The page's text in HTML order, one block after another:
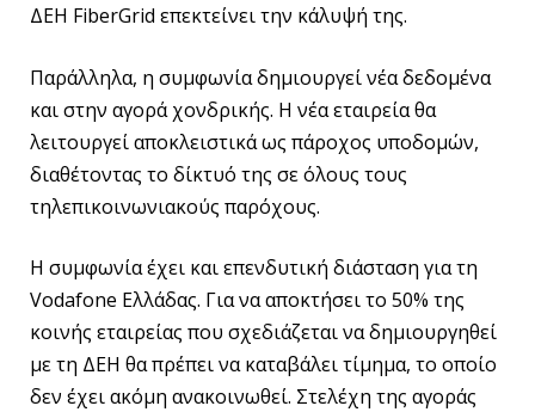
ΔΕΗ FiberGrid επεκτείνει την κάλυψή της.
Παράλληλα, η συμφωνία δημιουργεί νέα δεδομένα
και στην αγορά χονδρικής. Η νέα εταιρεία θα
λειτουργεί αποκλειστικά ως πάροχος υποδομών,
διαθέτοντας το δίκτυό της σε όλους τους
τηλεπικοινωνιακούς παρόχους.
Η συμφωνία έχει και επενδυτική διάσταση για τη
Vodafone Ελλάδας. Για να αποκτήσει το 50% της
κοινής εταιρείας που σχεδιάζεται να δημιουργηθεί
με τη ΔΕΗ θα πρέπει να καταβάλει τίμημα, το οποίο
δεν έχει ακόμη ανακοινωθεί. Στελέχη της αγοράς